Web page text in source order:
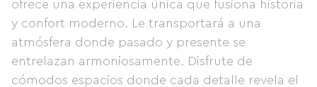
ofrece una experiencia única que fusiona historia
y confort moderno. Le transportará a una
atmósfera donde pasado y presente se
entrelazan armoniosamente. Disfrute de
cómodos espacios donde cada detalle revela el